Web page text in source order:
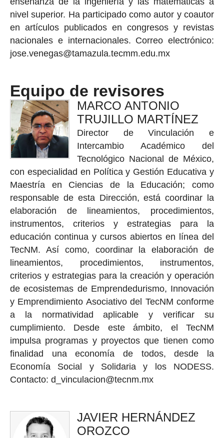
nivel superior. Ha participado como autor y coautor
en artículos publicados en congresos y revistas
nacionales e internacionales. Correo electrónico:
jose.venegas@tamazula.tecmm.edu.mx
Equipo de revisores
MARCO ANTONIO
TRUJILLO MARTÍNEZ
Director de Vinculación e
Intercambio Académico del
Tecnológico Nacional de México,
con especialidad en Política y Gestión Educativa y
Maestría en Ciencias de la Educación; como
responsable de esta Dirección, está coordinar la
elaboración de lineamientos, procedimientos,
instrumentos, criterios y estrategias para la
educación continua y cursos abiertos en línea del
TecNM. Así como, coordinar la elaboración de
lineamientos, procedimientos, instrumentos,
criterios y estrategias para la creación y operación
de ecosistemas de Emprendedurismo, Innovación
y Emprendimiento Asociativo del TecNM conforme
a la normatividad aplicable y verificar su
cumplimiento. Desde este ámbito, el TecNM
impulsa programas y proyectos que tienen como
finalidad una economía de todos, desde la
Economía Social y Solidaria y los NODESS.
Contacto: d_vinculacion@tecnm.mx
JAVIER HERNÁNDEZ
OROZCO